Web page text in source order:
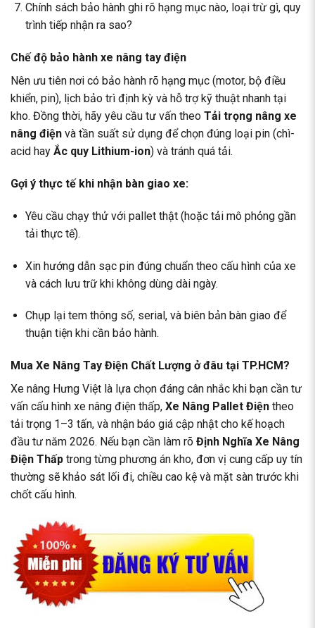
Chính sách bảo hành ghi rõ hạng mục nào, loại trừ gì, quy
trình tiếp nhận ra sao?
Chế độ bảo hành xe nâng tay điện
Nên ưu tiên nơi có bảo hành rõ hạng mục (motor, bộ điều
khiển, pin), lịch bảo trì định kỳ và hỗ trợ kỹ thuật nhanh tại
kho. Đồng thời, hãy yêu cầu tư vấn theo Tải trọng nâng xe
nâng điện và tần suất sử dụng để chọn đúng loại pin (chì-
acid hay Ắc quy Lithium-ion) và tránh quá tải.
Gợi ý thực tế khi nhận bàn giao xe:
Yêu cầu chạy thử với pallet thật (hoặc tải mô phỏng gần
tải thực tế).
Xin hướng dẫn sạc pin đúng chuẩn theo cấu hình của xe
và cách lưu trữ khi không dùng dài ngày.
Chụp lại tem thông số, serial, và biên bản bàn giao để
thuận tiện khi cần bảo hành.
Mua Xe Nâng Tay Điện Chất Lượng ở đâu tại TP.HCM?
Xe nâng Hưng Việt là lựa chọn đáng cân nhắc khi bạn cần tư
vấn cấu hình xe nâng điện thấp, Xe Nâng Pallet Điện theo
tải trọng 1–3 tấn, và nhận báo giá cập nhật cho kế hoạch
đầu tư năm 2026. Nếu bạn cần làm rõ Định Nghĩa Xe Nâng
Điện Thấp trong từng phương án kho, đơn vị cung cấp uy tín
thường sẽ khảo sát lối đi, chiều cao kệ và mặt sàn trước khi
chốt cấu hình.